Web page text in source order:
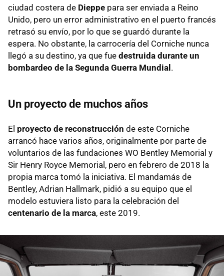
ciudad costera de Dieppe para ser enviada a Reino
Unido, pero un error administrativo en el puerto francés
retrasó su envío, por lo que se guardó durante la
espera. No obstante, la carrocería del Corniche nunca
llegó a su destino, ya que fue destruida durante un
bombardeo de la Segunda Guerra Mundial .
Un proyecto de muchos años
El proyecto de reconstrucción de este Corniche
arrancó hace varios años, originalmente por parte de
voluntarios de las fundaciones WO Bentley Memorial y
Sir Henry Royce Memorial, pero en febrero de 2018 la
propia marca tomó la iniciativa. El mandamás de
Bentley, Adrian Hallmark, pidió a su equipo que el
modelo estuviera listo para la celebración del
centenario de la marca, este 2019.